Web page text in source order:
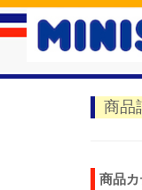
商品
商品